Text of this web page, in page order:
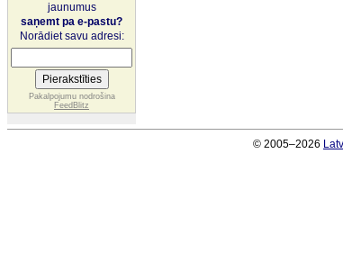
jaunumus
saņemt pa e-pastu?
Norādiet savu adresi:
Pakalpojumu nodrošina
FeedBlitz
© 2005–2026